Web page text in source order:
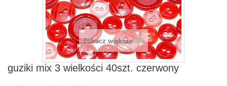
Zobacz większe
guziki mix 3 wielkości 40szt. czerwony